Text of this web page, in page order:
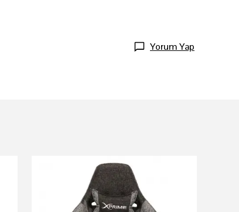
Yorum Yap